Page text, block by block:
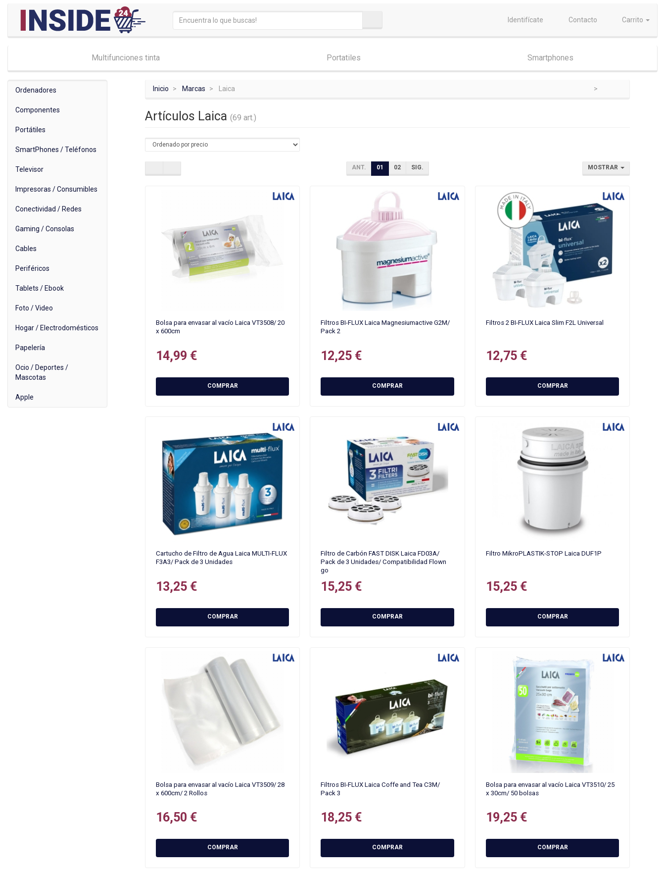
Identifícate Contacto Carrito
Multifunciones tinta Portatiles Smartphones
Ordenadores
Componentes
Portátiles
SmartPhones / Teléfonos
Televisor
Impresoras / Consumibles
Conectividad / Redes
Gaming / Consolas
Cables
Periféricos
Tablets / Ebook
Foto / Video
Hogar / Electrodomésticos
Papelería
Ocio / Deportes /
Mascotas
Apple
Inicio Marcas Laica
Artículos Laica (69 art.)
ANT. 01 02 SIG. MOSTRAR
Bolsa para envasar al vacío Laica VT3508/ 20
x 600cm
14,99 €
COMPRAR
Filtros BI-FLUX Laica Magnesiumactive G2M/
Pack 2
12,25 €
COMPRAR
Filtros 2 BI-FLUX Laica Slim F2L Universal
12,75 €
COMPRAR
Cartucho de Filtro de Agua Laica MULTI-FLUX
F3A3/ Pack de 3 Unidades
13,25 €
COMPRAR
Filtro de Carbón FAST DISK Laica FD03A/
Pack de 3 Unidades/ Compatibilidad Flown
go
15,25 €
COMPRAR
Filtro MikroPLASTIK-STOP Laica DUF1P
15,25 €
COMPRAR
Bolsa para envasar al vacío Laica VT3509/ 28
x 600cm/ 2 Rollos
16,50 €
COMPRAR
Filtros BI-FLUX Laica Coffe and Tea C3M/
Pack 3
18,25 €
COMPRAR
Bolsa para envasar al vacío Laica VT3510/ 25
x 30cm/ 50 bolsas
19,25 €
COMPRAR